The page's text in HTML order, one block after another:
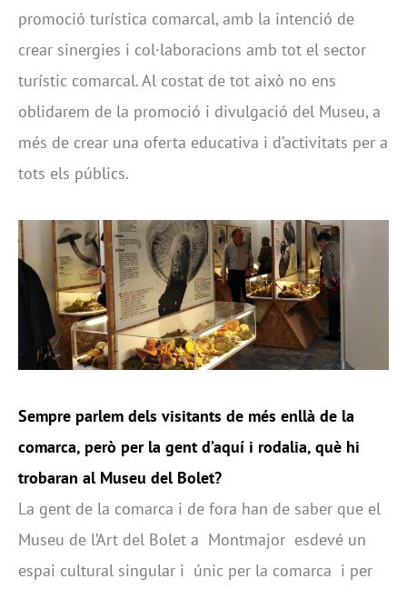
promoció turística comarcal, amb la intenció de
crear sinergies i col·laboracions amb tot el sector
turístic comarcal. Al costat de tot això no ens
oblidarem de la promoció i divulgació del Museu, a
més de crear una oferta educativa i d’activitats per a
tots els públics.
Sempre parlem dels visitants de més enllà de la
comarca, però per la gent d’aquí i rodalia, què hi
trobaran al Museu del Bolet?
La gent de la comarca i de fora han de saber que el
Museu de l’Art del Bolet a Montmajor esdevé un
espai cultural singular i únic per la comarca i per